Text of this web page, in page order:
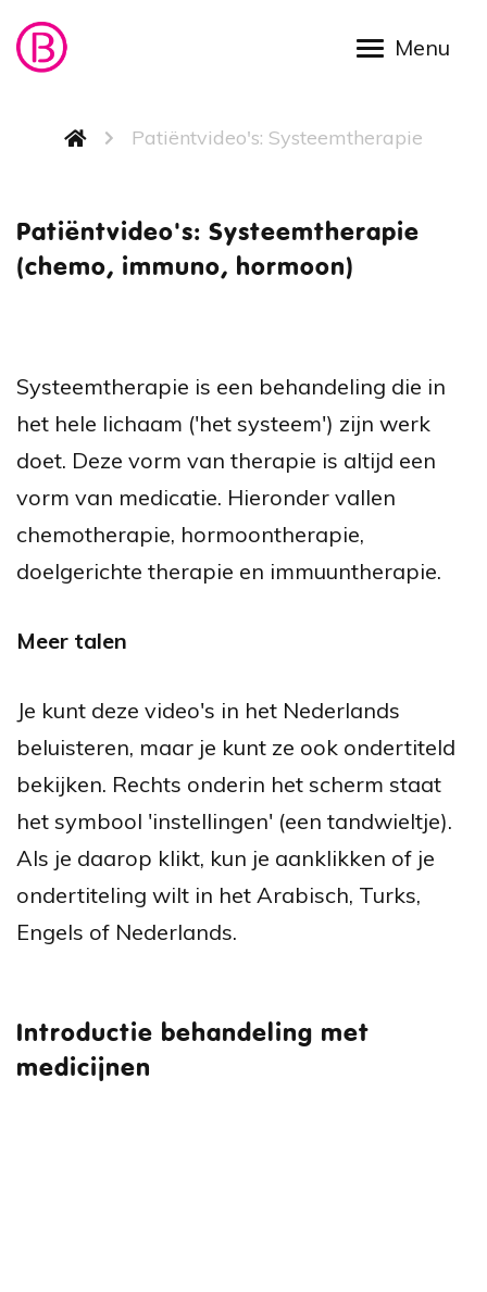
Overslaan en naar de inhoud gaan
KruimelpadPatiëntvideo's: Systeemtherapie
Patiëntvideo's: Systeemtherapie
(chemo, immuno, hormoon)
Systeemtherapie is een behandeling die in
het hele lichaam ('het systeem') zijn werk
doet. Deze vorm van therapie is altijd een
vorm van medicatie. Hieronder vallen
chemotherapie, hormoontherapie,
doelgerichte therapie en immuuntherapie.
Meer talen
Je kunt deze video's in het Nederlands
beluisteren, maar je kunt ze ook ondertiteld
bekijken. Rechts onderin het scherm staat
het symbool 'instellingen' (een tandwieltje).
Als je daarop klikt, kun je aanklikken of je
ondertiteling wilt in het Arabisch, Turks,
Engels of Nederlands.
Introductie behandeling met
medicijnen